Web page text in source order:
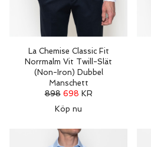
La Chemise Classic Fit
Norrmalm Vit Twill-Slät
(Non-Iron) Dubbel
Manschett
898 698 KR
Köp nu